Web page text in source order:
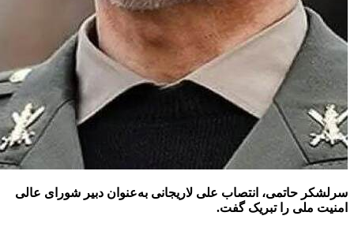
سرلشکر حاتمی، انتصاب علی لاریجانی به‌عنوان دبیر شورای عالی
امنیت ملی را تبریک گفت.